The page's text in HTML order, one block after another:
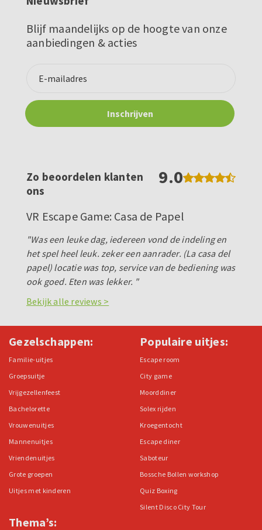
Blijf maandelijks op de hoogte van onze
aanbiedingen & acties
Zo beoordelen klanten
ons
9.0
VR Escape Game: Casa de Papel
"Was een leuke dag, iedereen vond de indeling en
het spel heel leuk. zeker een aanrader. (La casa del
papel) locatie was top, service van de bediening was
ook goed. Eten was lekker. "
Bekijk alle reviews >
Gezelschappen:
Familie-uitjes
Groepsuitje
Vrijgezellenfeest
Bachelorette
Vrouwenuitjes
Mannenuitjes
Vriendenuitjes
Grote groepen
Uitjes met kinderen
Thema’s:
Populaire uitjes:
Escape room
City game
Moorddiner
Solex rijden
Kroegentocht
Escape diner
Saboteur
Bossche Bollen workshop
Quiz Boxing
Silent Disco City Tour